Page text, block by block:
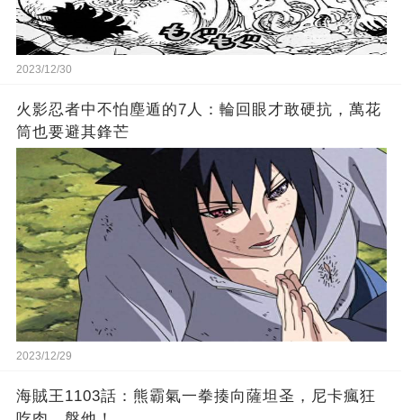
2023/12/30
火影忍者中不怕塵遁的7人：輪回眼才敢硬抗，萬花
筒也要避其鋒芒
2023/12/29
海賊王1103話：熊霸氣一拳揍向薩坦圣，尼卡瘋狂